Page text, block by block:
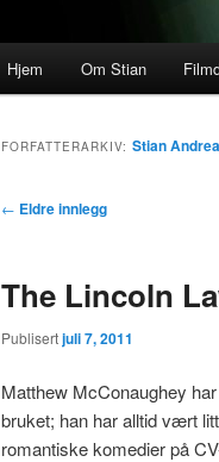
Hjem Om Stian
FORFATTERARKIV: Stian
Innleggsnavigasjon
← Eldre innlegg
The Lincoln
Publisertjuli 7, 2011
Matthew McConaughey
bruket; han har alltid vært
romantiske komedier på